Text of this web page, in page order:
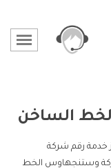
الساخن
خدمة رقم شركة
وستنجهاوس الخط